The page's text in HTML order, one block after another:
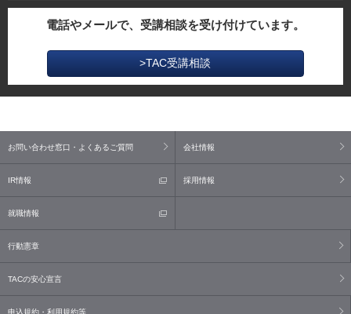
電話やメールで、受講相談を受け付けています。
>TAC受講相談
お問い合わせ窓口・よくあるご質問 会社情報
IR情報 採用情報
就職情報
行動憲章
TACの安心宣言
申込規約・利用規約等